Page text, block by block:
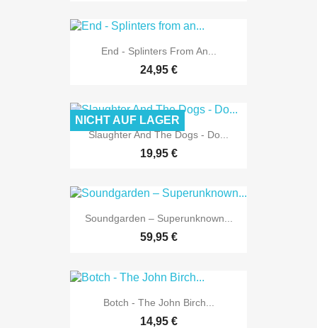
End - Splinters From An...
24,95 €
Slaughter And The Dogs - Do...
19,95 €
NICHT AUF LAGER
Soundgarden – Superunknown...
59,95 €
Botch - The John Birch...
14,95 €